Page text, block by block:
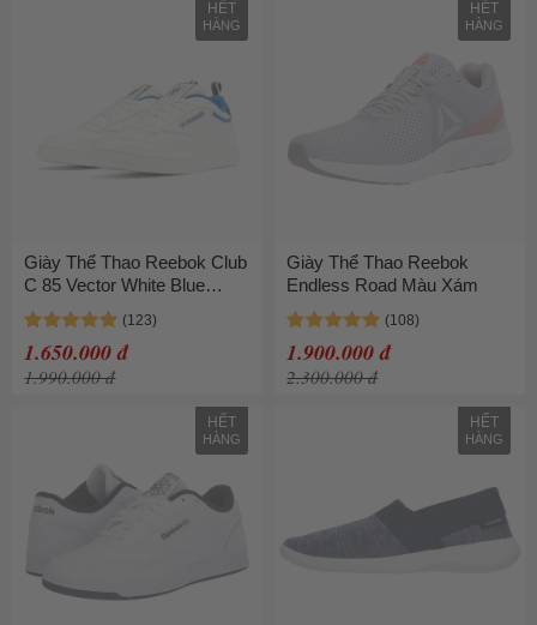
HẾT
HÀNG
Giày Thể Thao Reebok Club
C 85 Vector White Blue
FX3359 Màu Trắng
1.650.000 đ
1.990.000 đ
HẾT
HÀNG
Giày Thể Thao Reebok
Endless Road Màu Xám
1.900.000 đ
2.300.000 đ
HẾT
HÀNG
HẾT
HÀNG